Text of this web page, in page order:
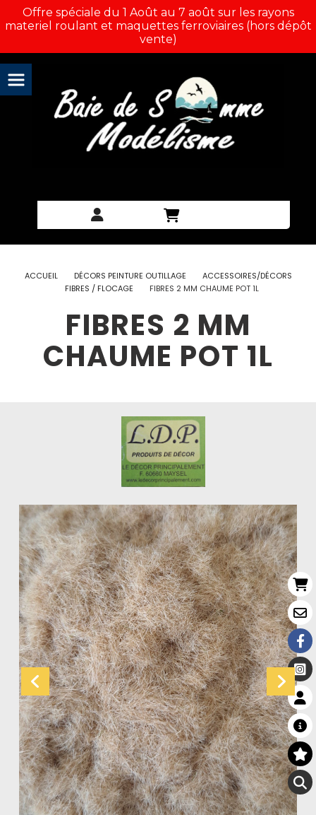
Offre spéciale du 1 Août au 7 août sur les rayons
materiel roulant et maquettes ferroviaires (hors dépôt
vente)
ACCUEIL DÉCORS PEINTURE OUTILLAGE
ACCESSOIRES/DÉCORS
FIBRES / FLOCAGE
FIBRES 2 MM CHAUME POT 1L
FIBRES 2 MM
CHAUME POT 1L
Panneau de gestion des cookies